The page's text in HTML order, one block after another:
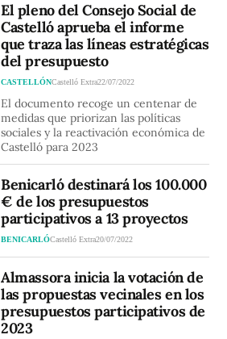
El pleno del Consejo Social de
Castelló aprueba el informe
que traza las líneas estratégicas
del presupuesto
CASTELLÓNCastelló Extra22/07/2022
El documento recoge un centenar de
medidas que priorizan las políticas
sociales y la reactivación económica de
Castelló para 2023
Benicarló destinará los 100.000
€ de los presupuestos
participativos a 13 proyectos
BENICARLÓCastelló Extra20/07/2022
Almassora inicia la votación de
las propuestas vecinales en los
presupuestos participativos de
2023